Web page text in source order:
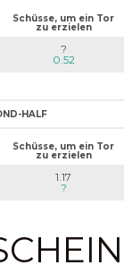
Schüsse, um ein Tor
zu erzielen
?
0.52
HALF
Schüsse, um ein Tor
zu erzielen
1.17
?